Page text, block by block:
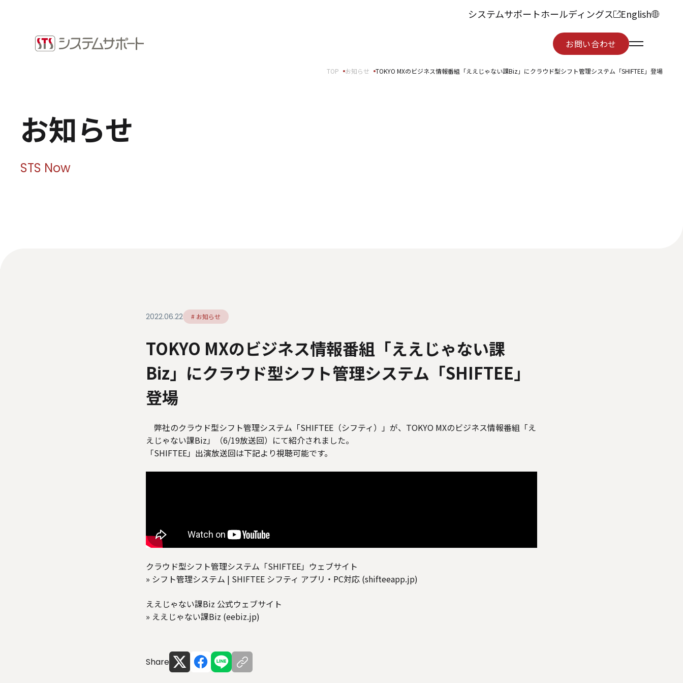
お問い合わせ
ソリューション・プロダクト
サステナビリティ
環境（E）
社会（S）
お問い合わせ
システムサポートホールディングス English
TOP お知らせ TOKYO MXのビジネス情報番組「ええじゃない課Biz」にクラウド型シフト管理システム「SHIFTEE」登場
お知らせ
STS Now
2022.06.22 # お知らせ
TOKYO MXのビジネス情報番組「ええじゃない課
Biz」にクラウド型シフト管理システム「SHIFTEE」
登場
弊社のクラウド型シフト管理システム「SHIFTEE（シフティ）」が、TOKYO MXのビジネス情報番組「え
えじゃない課Biz」（6/19放送回）にて紹介されました。
「SHIFTEE」出演放送回は下記より視聴可能です。
クラウド型シフト管理システム「SHIFTEE」ウェブサイト
» シフト管理システム | SHIFTEE シフティ アプリ・PC対応 (shifteeapp.jp)
ええじゃない課Biz 公式ウェブサイト
» ええじゃない課Biz (eebiz.jp)
Share